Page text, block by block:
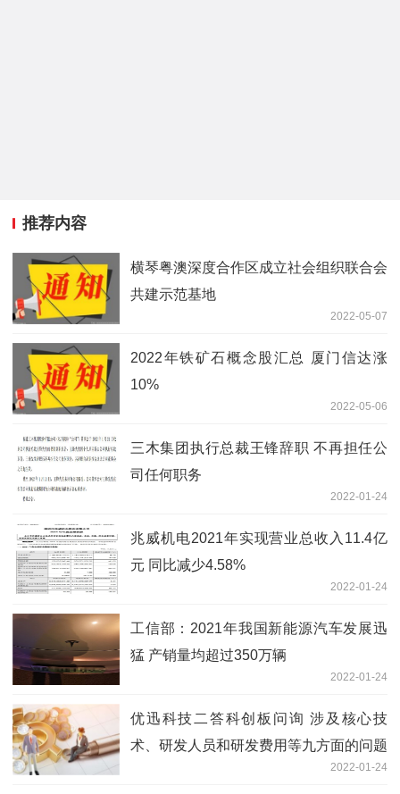
推荐内容
横琴粤澳深度合作区成立社会组织联合会
共建示范基地
2022-05-07
2022年铁矿石概念股汇总 厦门信达涨
10%
2022-05-06
三木集团执行总裁王锋辞职 不再担任公
司任何职务
2022-01-24
兆威机电2021年实现营业总收入11.4亿
元 同比减少4.58%
2022-01-24
工信部：2021年我国新能源汽车发展迅
猛 产销量均超过350万辆
2022-01-24
优迅科技二答科创板问询 涉及核心技
术、研发人员和研发费用等九方面的问题
2022-01-24